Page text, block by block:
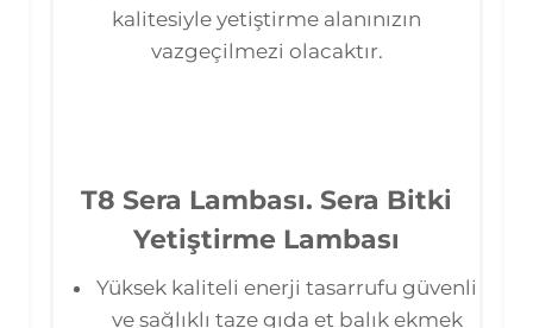
kalitesiyle yetiştirme alanınızın
vazgeçilmezi olacaktır.
T8 Sera Lambası. Sera Bitki
Yetiştirme Lambası
Yüksek kaliteli enerji tasarrufu güvenli
ve sağlıklı taze gıda et balık ekmek